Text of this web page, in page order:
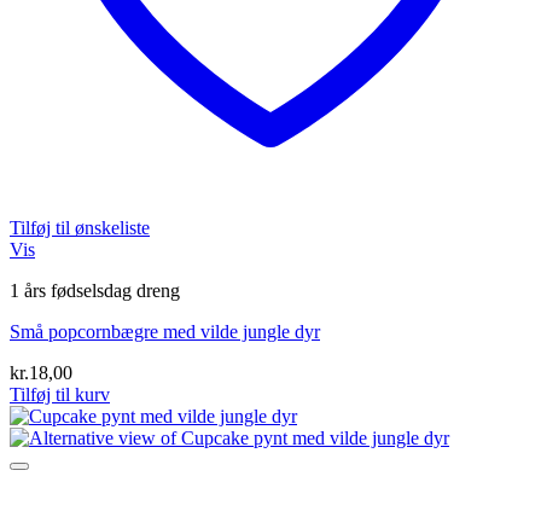
Tilføj til ønskeliste
Vis
1 års fødselsdag dreng
Små popcornbægre med vilde jungle dyr
kr.18,00
Tilføj til kurv